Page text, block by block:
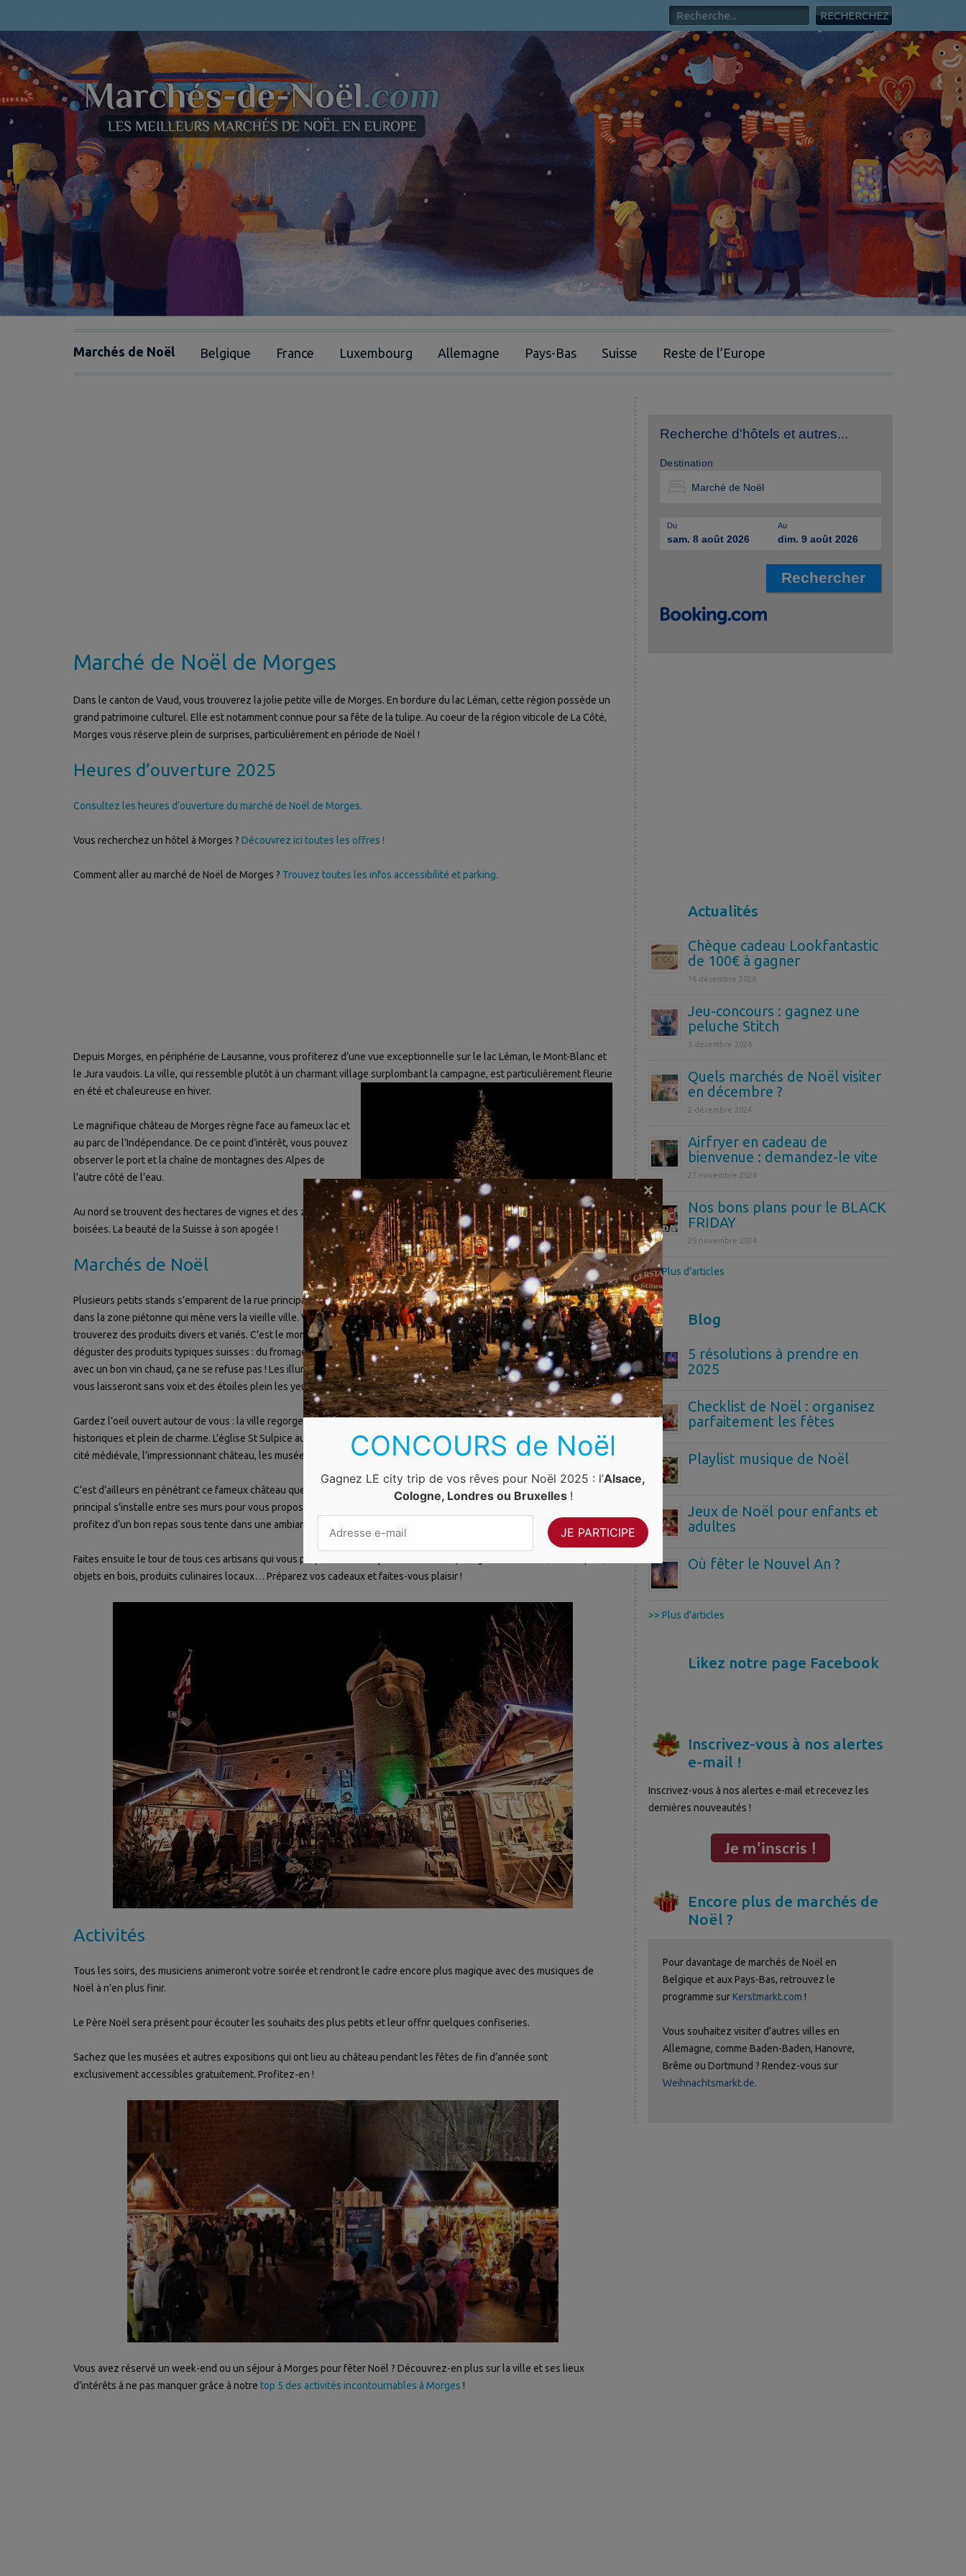
Marchés de Noël Belgique France Luxembourg Allemagne Pays-Bas Suisse Reste de l’Europe
Marché de Noël de Morges
Dans le canton de Vaud, vous trouverez la jolie petite ville de Morges. En bordure du lac Léman, cette région possède un
grand patrimoine culturel. Elle est notamment connue pour sa fête de la tulipe. Au coeur de la région viticole de La Côté,
Morges vous réserve plein de surprises, particulièrement en période de Noël !
Heures d’ouverture 2025
Consultez les heures d’ouverture du marché de Noël de Morges.
Vous recherchez un hôtel à Morges ? Découvrez ici toutes les offres !
Comment aller au marché de Noël de Morges ? Trouvez toutes les infos accessibilité et parking.
Depuis Morges, en périphérie de Lausanne, vous profiterez d’une vue exceptionnelle sur le lac Léman, le Mont-Blanc et
le Jura vaudois. La ville, qui ressemble plutôt à un charmant village surplombant la campagne, est particulièrement fleurie
en été et chaleureuse en hiver.
Le magnifique château de Morges règne face au fameux lac et
au parc de l’Indépendance. De ce point d’intérêt, vous pouvez
observer le port et la chaîne de montagnes des Alpes de
l’autre côté de l’eau.
Au nord se trouvent des hectares de vignes et des zones
boisées. La beauté de la Suisse à son apogée !
Marchés de Noël
Plusieurs petits stands s’emparent de la rue principale jusque
dans la zone piétonne qui mène vers la vieille ville. Vous y
trouverez des produits divers et variés. C’est le moment de
déguster des produits typiques suisses : du fromage à gogo
avec un bon vin chaud, ça ne se refuse pas ! Les illuminations
vous laisseront sans voix et des étoiles plein les yeux.
Gardez l’oeil ouvert autour de vous : la ville regorge de lieux
historiques et plein de charme. L’église St Sulpice au sein de la
cité médiévale, l’impressionnant château, les musées…
C’est d’ailleurs en pénétrant ce fameux château que vous entrerez dans un véritable monde féerique. Le marché
principal s’installe entre ses murs pour vous proposer de nombreux chalets et activités. Au centre, relaxez-vous et
profitez d’un bon repas sous tente dans une ambiance conviviale.
Faites ensuite le tour de tous ces artisans qui vous proposent des objets aussi beaux qu’originaux. Textiles, céramiques,
objets en bois, produits culinaires locaux… Préparez vos cadeaux et faites-vous plaisir !
Activités
Tous les soirs, des musiciens animeront votre soirée et rendront le cadre encore plus magique avec des musiques de
Noël à n’en plus finir.
Le Père Noël sera présent pour écouter les souhaits des plus petits et leur offrir quelques confiseries.
Sachez que les musées et autres expositions qui ont lieu au château pendant les fêtes de fin d’année sont
exclusivement accessibles gratuitement. Profitez-en !
Vous avez réservé un week-end ou un séjour à Morges pour fêter Noël ? Découvrez-en plus sur la ville et ses lieux
d’intérêts à ne pas manquer grâce à notre top 5 des activités incontournables à Morges !
Recherche d'hôtels et autres...
Destination
Du
sam. 8 août 2026
Au
dim. 9 août 2026
Actualités
Chèque cadeau Lookfantastic
de 100€ à gagner
16 décembre 2024
Jeu-concours : gagnez une
peluche Stitch
5 décembre 2024
Quels marchés de Noël visiter
en décembre ?
2 décembre 2024
Airfryer en cadeau de
bienvenue : demandez-le vite
27 novembre 2024
Nos bons plans pour le BLACK
FRIDAY
25 novembre 2024
>> Plus d'articles
Blog
5 résolutions à prendre en
2025
Checklist de Noël : organisez
parfaitement les fêtes
Playlist musique de Noël
Jeux de Noël pour enfants et
adultes
Où fêter le Nouvel An ?
>> Plus d'articles
Likez notre page Facebook
Inscrivez-vous à nos alertes
e-mail !
Inscrivez-vous à nos alertes e-mail et recevez les
dernières nouveautés !
Encore plus de marchés de
Noël ?
Pour davantage de marchés de Noël en
Belgique et aux Pays-Bas, retrouvez le
programme surKerstmarkt.com !
Vous souhaitez visiter d’autres villes en
Allemagne, comme Baden-Baden, Hanovre,
Brême ou Dortmund ? Rendez-vous sur
Weihnachtsmarkt.de.
CONCOURS de Noël
Gagnez LE city trip de vos rêves pour Noël 2025 : l’Alsace,
Cologne, Londres ou Bruxelles !
×